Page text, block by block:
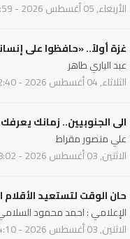
الأربعاء, 05 أغسطس 2026 - 09:59 م
غزة أولاً.. «حافظوا على
عبد الباري طاهر
الثلاثاء, 04 أغسطس 2026 - 12:40 ص
الى الجنوبيين.. زمانك
علي منصور مقراط
الاثنين, 03 أغسطس 2026 - 08:02 م
حان الوقت لتستعيد
الإعلامي : احمد محمود
الاثنين, 03 أغسطس 2026 - 04:10 م